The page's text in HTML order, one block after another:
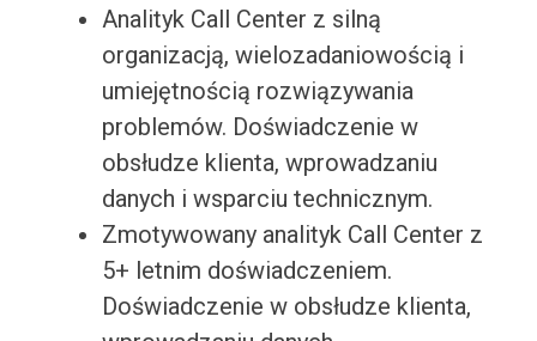
Analityk Call Center z silną
organizacją, wielozadaniowością i
umiejętnością rozwiązywania
problemów. Doświadczenie w
obsłudze klienta, wprowadzaniu
danych i wsparciu technicznym.
Zmotywowany analityk Call Center z
5+ letnim doświadczeniem.
Doświadczenie w obsłudze klienta,